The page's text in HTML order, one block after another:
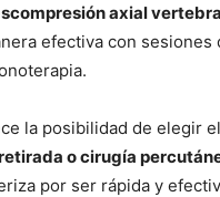
scompresión axial
efectiva con sesiones
la posibilidad de elegir
o cirugía
por ser rápida y